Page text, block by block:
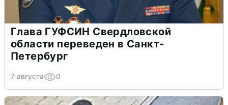
Глава ГУФСИН Свердловской
области переведен в Санкт-
Петербург
7 августа 0